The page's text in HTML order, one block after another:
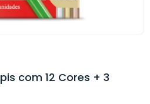
com 12 Cores + 3